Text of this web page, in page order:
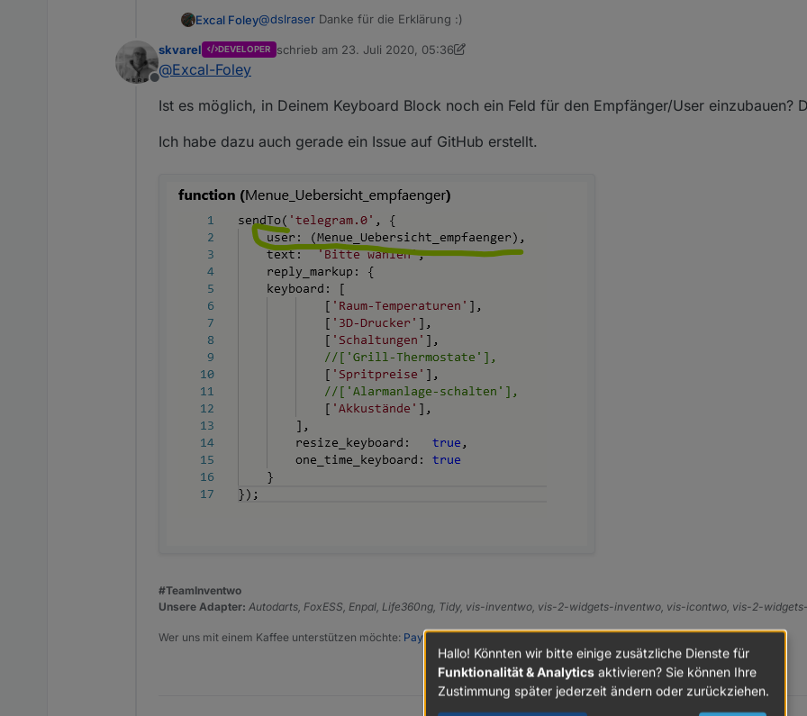
Spoiler: xml-code zum importieren
Excal Foley@dslraser Danke für die Erklärung :)
@ Sandmanyzman kann das einfach mit den allgemeinen Send-Block nachbauen, deshalb würde
Spoiler: xml-code zum importieren
Offline
skvarel DEVELOPER schrieb am 23. Juli 2020, 05:36
zuletzt editiert von skvarel
@Excal-Foley
Ist es möglich, in Deinem Keyboard Block noch ein Feld für den Empfänger/User einzubauen?
Ich habe dazu auch gerade ein Issue auf GitHub erstellt.
#TeamInventwo
Unsere Adapter: Autodarts, FoxESS, Enpal, Life360ng, Tidy, vis-inventwo, vis-2-widgets-inventwo, vis-icontwo, vis-2-
Wer uns mit einem Kaffee unterstützen möchte: PayPal
Hallo! Könnten wir bitte einige zusätzliche Dienste für
Funktionalität & Analytics aktivieren? Sie können Ihre
Zustimmung später jederzeit ändern oder zurückziehen.